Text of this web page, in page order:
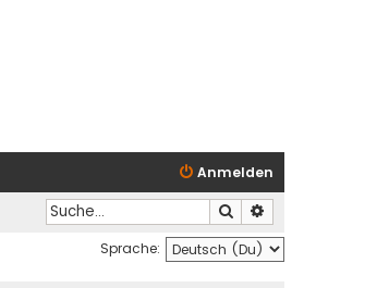
Anmelden
Suche
Sprache: